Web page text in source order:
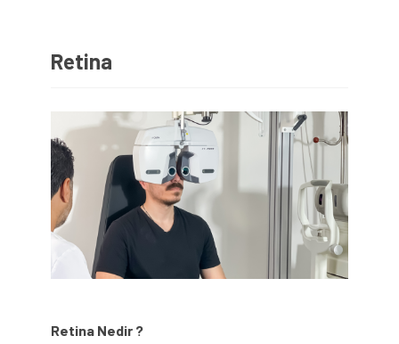
Retina
Retina Nedir ?